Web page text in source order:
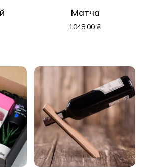
Матча
1048,00 ₴